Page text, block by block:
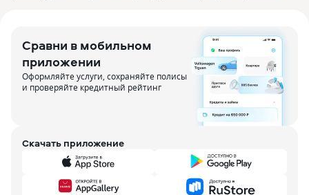
Сравни в мобильном
приложении
Оформляйте услуги, сохраняйте полисы
и проверяйте кредитный рейтинг
Скачать приложение